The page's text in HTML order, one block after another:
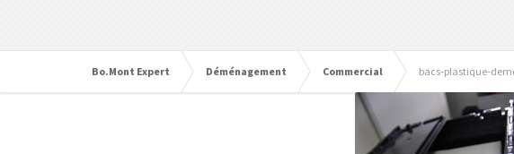
Bo.Mont Expert Déménagement Commercial bacs-plastique-